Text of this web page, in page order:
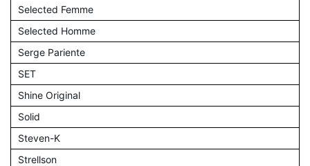
Selected Femme
Selected Homme
Serge Pariente
SET
Shine Original
Solid
Steven-K
Strellson